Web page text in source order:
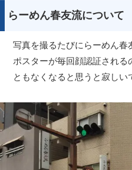
らーめん春友流について
写真を撮るたびにらーめん
ポスターが毎回顔認証される
ともなくなると思うと寂しい